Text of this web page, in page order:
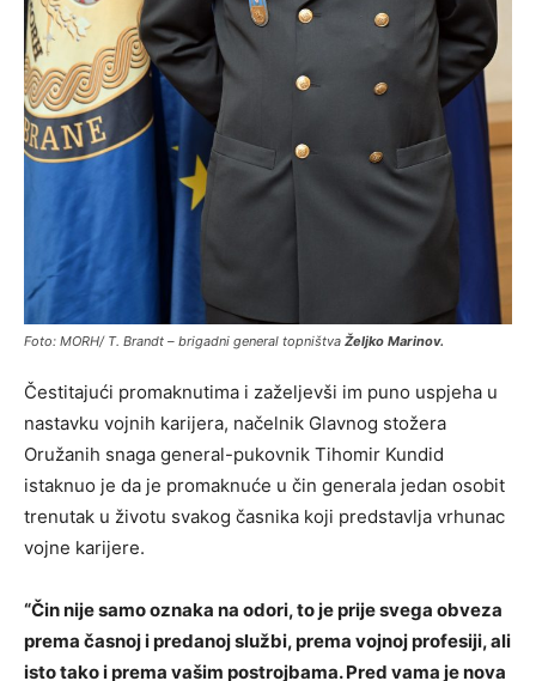
Foto: MORH/ T. Brandt – brigadni general topništva Željko Marinov.
Čestitajući promaknutima i zaželjevši im puno uspjeha u
nastavku vojnih karijera, načelnik Glavnog stožera
Oružanih snaga general-pukovnik Tihomir Kundid
istaknuo je da je promaknuće u čin generala jedan osobit
trenutak u životu svakog časnika koji predstavlja vrhunac
vojne karijere.
“Čin nije samo oznaka na odori, to je prije svega obveza
prema časnoj i predanoj službi, prema vojnoj profesiji, ali
isto tako i prema vašim postrojbama. Pred vama je nova